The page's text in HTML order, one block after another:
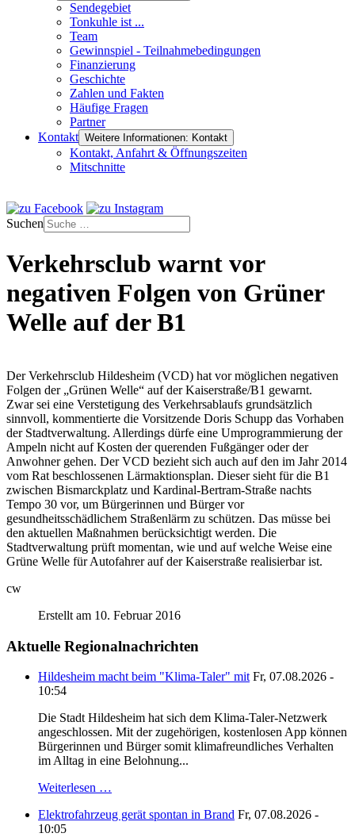
Sendegebiet
Tonkuhle ist ...
Team
Gewinnspiel - Teilnahmebedingungen
Finanzierung
Geschichte
Zahlen und Fakten
Häufige Fragen
Partner
Kontakt Weitere Informationen: Kontakt
Kontakt, Anfahrt & Öffnungszeiten
Mitschnitte
Suchen
Verkehrsclub warnt vor
negativen Folgen von Grüner
Welle auf der B1
Der Verkehrsclub Hildesheim (VCD) hat vor möglichen negativen
Folgen der „Grünen Welle“ auf der Kaiserstraße/B1 gewarnt.
Zwar sei eine Verstetigung des Verkehrsablaufs grundsätzlich
sinnvoll, kommentierte die Vorsitzende Doris Schupp das Vorhaben
der Stadtverwaltung. Allerdings dürfe eine Umprogrammierung der
Ampeln nicht auf Kosten der querenden Fußgänger oder der
Anwohner gehen. Der VCD bezieht sich auch auf den im Jahr 2014
vom Rat beschlossenen Lärmaktionsplan. Dieser sieht für die B1
zwischen Bismarckplatz und Kardinal-Bertram-Straße nachts
Tempo 30 vor, um Bürgerinnen und Bürger vor
gesundheitsschädlichem Straßenlärm zu schützen. Das müsse bei
den aktuellen Maßnahmen berücksichtigt werden. Die
Stadtverwaltung prüft momentan, wie und auf welche Weise eine
Grüne Welle für Autofahrer auf der Kaiserstraße realisierbar ist.
cw
Erstellt am 10. Februar 2016
Aktuelle Regionalnachrichten
Hildesheim macht beim "Klima-Taler" mit Fr, 07.08.2026 -
10:54
Die Stadt Hildesheim hat sich dem Klima-Taler-Netzwerk
angeschlossen. Mit der zugehörigen, kostenlosen App können
Bürgerinnen und Bürger somit klimafreundliches Verhalten
im Alltag in eine Belohnung...
Weiterlesen …
Elektrofahrzeug gerät spontan in Brand Fr, 07.08.2026 -
10:05